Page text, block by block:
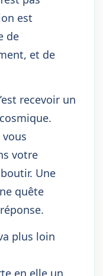
est
de
et de
recevoir un
vous
votre
Une
quête
plus loin